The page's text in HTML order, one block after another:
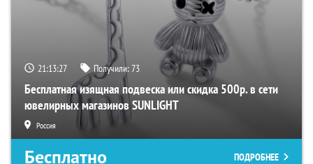
21:13:26 Получили:73
Бесплатная изящная подвеска или скидка 500р. в сети
ювелирных магазинов SUNLIGHT
Россия
Бесплатно ПОДРОБНЕЕ